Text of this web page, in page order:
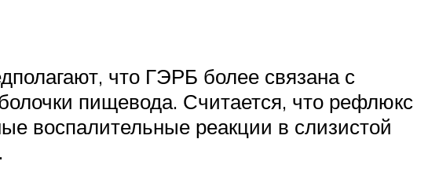
что ГЭРБ более связана с
пищевода. Считается, что рефлюкс
воспалительные реакции в слизистой